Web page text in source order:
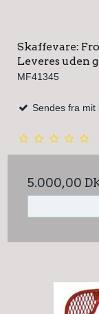
Skaffevare:
Leveres uden
MF41345
Sendes fra mit
5.000,00